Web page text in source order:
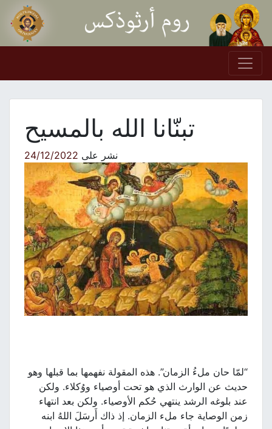
Skip to content
Main Navigation
تبنّانا الله بالمسيح
نشر على24/12/2022
“لمّا حان ملءُ الزمان”. هذه المقولة نفهمها بما قبلها وهو
حديث عن الوارث الذي هو تحت أوصياء ووُكلاء. ولكن
عند بلوغه الرشد ينتهي حُكم الأوصياء. ولكن بعد انتهاء
زمن الوصاية جاء ملء الزمان. إذ ذاك أَرسَلَ اللهُ ابنه